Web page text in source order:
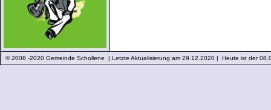
© 2008 -2020 Gemeinde Schollene | Letzte Aktualisierung am 29.12.2020 | Heute ist der